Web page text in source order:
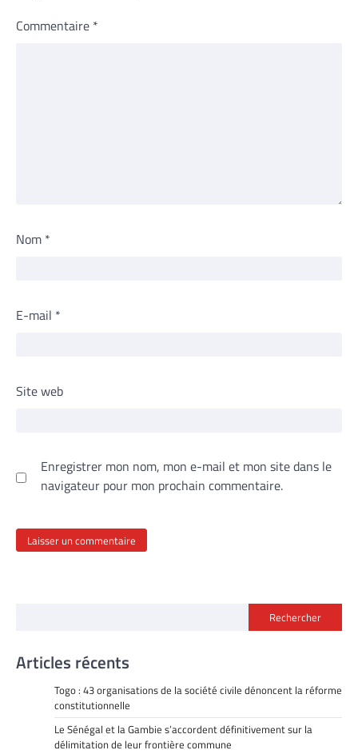
Commentaire *
Nom *
E-mail *
Site web
Enregistrer mon nom, mon e-mail et mon site dans le
navigateur pour mon prochain commentaire.
Rechercher
Articles récents
Togo : 43 organisations de la société civile dénoncent la réforme
constitutionnelle
Le Sénégal et la Gambie s’accordent définitivement sur la
délimitation de leur frontière commune